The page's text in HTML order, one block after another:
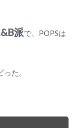
派で、POPSは
た。